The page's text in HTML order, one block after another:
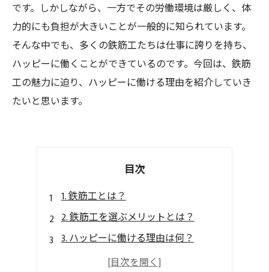
です。しかしながら、一方でその労働環境は厳しく、体
力的にも負担が大きいことが一般的に知られています。
そんな中でも、多くの鉄筋工たちは仕事に誇りを持ち、
ハッピーに働くことができているのです。今回は、鉄筋
工の魅力に迫り、ハッピーに働ける理由を紹介していき
たいと思います。
目次
1. 鉄筋工とは？
2. 鉄筋工を選ぶメリットとは？
3. ハッピーに働ける理由は何？
4. 鉄筋工のキャリアアップについて